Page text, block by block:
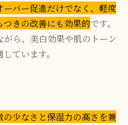
バー促進だけでなく、軽度
きの改善にも効果的です。
ら、美白効果や肌のトーン
ています。
少なさと保湿力の高さを兼